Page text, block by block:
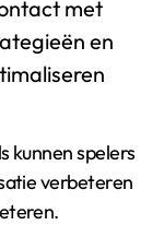
met
en
kunnen spelers
verbeteren